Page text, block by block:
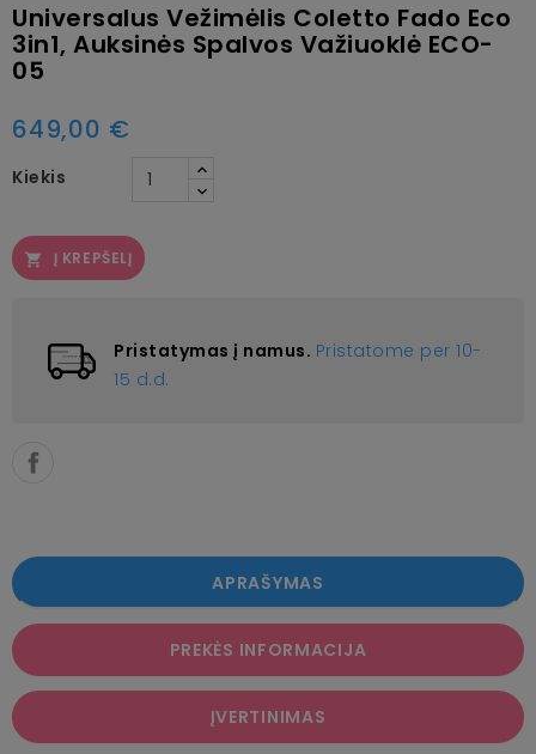
Universalus Vežimėlis Coletto Fado Eco
3in1, Auksinės Spalvos Važiuoklė ECO-
05
649,00 €
Kiekis
 Į KREPŠELĮ
Pristatymas į namus. Pristatome per 10-
15 d.d.
APRAŠYMAS
PREKĖS INFORMACIJA
ĮVERTINIMAS